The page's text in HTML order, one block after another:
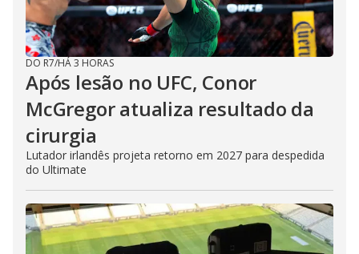
DO R7/HÁ 3 HORAS
Após lesão no UFC, Conor
McGregor atualiza resultado da
cirurgia
Lutador irlandês projeta retorno em 2027 para despedida
do Ultimate